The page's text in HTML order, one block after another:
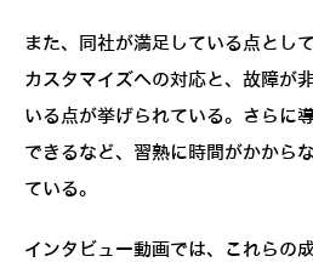
また、同社が満足している点とし
カスタマイズへの対応と、故障が
いる点が挙げられている。さらに
できるなど、習熟に時間がかから
ている。
インタビュー動画では、これらの